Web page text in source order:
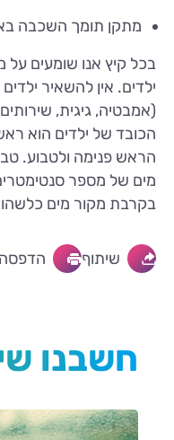
מתקן תומך השכבה
בכל קיץ אנו שומעים
ילדים. אין להשאיר
(אמבטיה, גיגית,
הכובד של ילדים הוא
הראש פנימה ולטבוע.
מים של מספר
בקרבת מקור מים כלשהו
שיתוף הדפסה
חשבנו